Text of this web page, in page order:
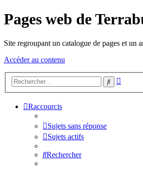
Pages web de
Site regroupant un catalogue de pages et un
Accéder au contenu
Rechercher
Raccourcis
Sujets sans réponse
Sujets actifs
Rechercher